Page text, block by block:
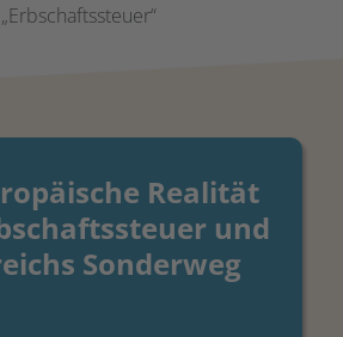
Realität
und
Sonderweg